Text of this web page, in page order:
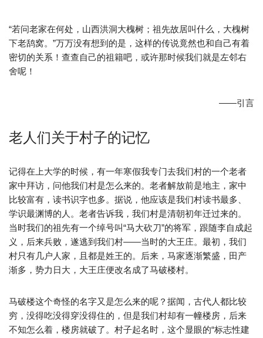
“若问老家在何处，山西洪洞大槐树；祖先故居叫什么，大槐树
下老鸹窝。”万万没有想到的是，这样的传说竟然也和自己有着
密切的关系！查查自己的祖籍吧，或许那时候我们就是左邻右
舍呢！
——引言
老人们关于村子的记忆
记得在上大学的时候，有一年寒假我专门去我们村的一个老者
家中拜访，问他我们村是怎么来的。老者解放前是地主，家中
比较富有，读书识字也多。据说，他应该是我们村读书最多、
学识最渊博的人。老者告诉我，我们村是清朝初年迁过来的。
当时我们的祖先有一个绰号叫“马大砍刀”的将军，跟随李自成起
义，后来兵败，遂逃到我们村——当时的大王庄。最初，我们
村只有几户人家，且都是姓王的。后来，马家逐渐繁盛，田产
渐多，势力日大，大王庄便改名成了马破楼村。
马破楼这个奇怪的名字又是怎么来的呢？据闻，古代人都比较
穷，没得吃没得穿没得住的，但是我们村却有一幢楼房，后来
不知怎么着，楼房就破了。村子起名时，这个显眼的“标志性建